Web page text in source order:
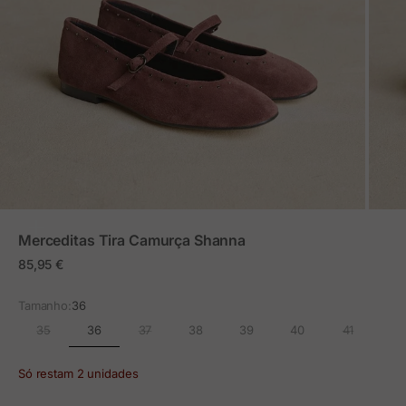
Merceditas Tira Camurça Shanna
Preço em promoção
85,95 €
Tamanho:36
35
36 37 38 39 40 41
Só restam 2 unidades